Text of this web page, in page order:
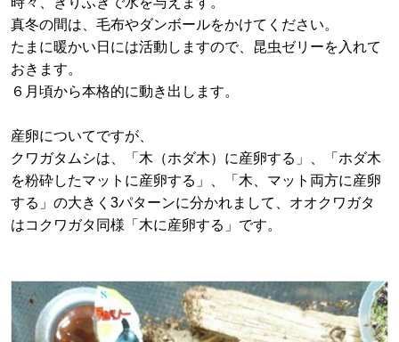
真冬の間は、毛布やダンボールをかけてください。
たまに暖かい日には活動しますので、昆虫ゼリーを入れて
おきます。
６月頃から本格的に動き出します。
産卵についてですが、
クワガタムシは、「木（ホダ木）に産卵する」、「ホダ木
を粉砕したマットに産卵する」、「木、マット両方に産卵
する」の大きく3パターンに分かれまして、オオクワガタ
はコクワガタ同様「木に産卵する」です。